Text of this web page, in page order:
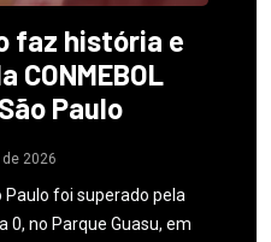
faz história e
Paulo
2026
Paulo foi superado pela
0, no Parque Guasu, em